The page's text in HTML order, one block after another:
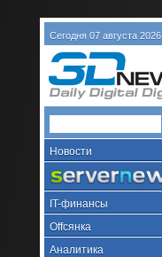
Сегодня 07 августа 2026
Новости
IT-финансы
Offсянка
Аналитика